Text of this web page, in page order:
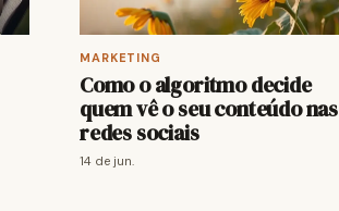
MARKETING
Como o algoritmo decide
quem vê o seu conteúdo nas
redes sociais
14 de jun.